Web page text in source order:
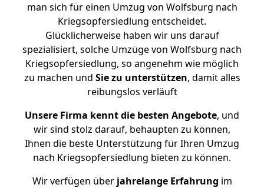
man sich für einen Umzug von Wolfsburg nach
Kriegsopfersiedlung entscheidet.
Glücklicherweise haben wir uns darauf
spezialisiert, solche Umzüge von Wolfsburg nach
Kriegsopfersiedlung, so angenehm wie möglich
zu machen und Sie zu unterstützen, damit alles
reibungslos verläuft
Unsere Firma kennt die besten Angebote, und
wir sind stolz darauf, behaupten zu können,
Ihnen die beste Unterstützung für Ihren Umzug
nach Kriegsopfersiedlung bieten zu können.
Wir verfügen überjahrelange Erfahrung im